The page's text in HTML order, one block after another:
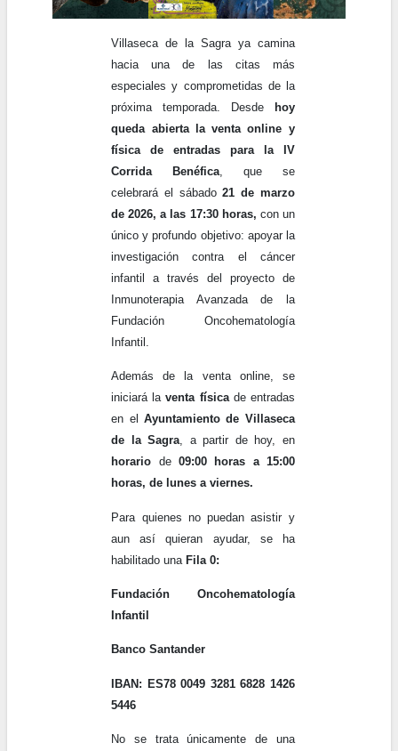
Villaseca de la Sagra ya camina
hacia una de las citas más
especiales y comprometidas de la
próxima temporada. Desde
hoy
queda abierta la venta online y
física de entradas para la IV
Corrida Benéfica , que se
celebrará el sábado21 de marzo
de 2026, a las 17:30 horas, con un
único y profundo objetivo: apoyar la
investigación contra el cáncer
infantil a través del proyecto de
Inmunoterapia Avanzada de la
Fundación Oncohematología
Infantil.
Además de la venta online, se
iniciará laventa físicade entradas
en el Ayuntamiento de Villaseca
de la Sagra, a partir de hoy, en
horario de 09:00 horas a 15:00
horas, de lunes a viernes.
Para quienes no puedan asistir y
aun así quieran ayudar, se ha
habilitado unaFila 0:
Fundación Oncohematología
Infantil
Banco Santander
IBAN: ES780049 3281 6828 1426
5446
No se trata únicamente de una